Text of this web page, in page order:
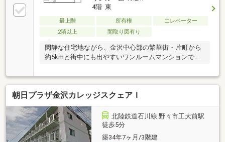
4階 東
最上階 所有権
エレベーター
2階以上
間取り図有り
閑静な住宅地ながら、金沢中心部の繁華街・片町から
約5kmと街中にも出やすいワンルームマンションで
朝日プラザ金沢カレッジスクェアＩ
北陸鉄道石川線 野々市工大前駅
徒歩5分
築34年7ヶ月/3階建